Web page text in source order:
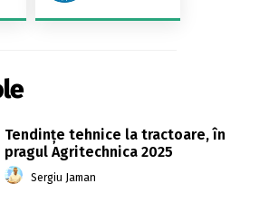
Tendințe tehnice la tractoare, în
pragul Agritechnica 2025
Sergiu Jaman